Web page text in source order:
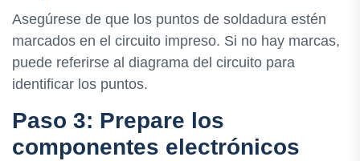
Asegúrese de que los puntos de soldadura estén
marcados en el circuito impreso. Si no hay marcas,
puede referirse al diagrama del circuito para
identificar los puntos.
Paso 3: Prepare los
componentes electrónicos